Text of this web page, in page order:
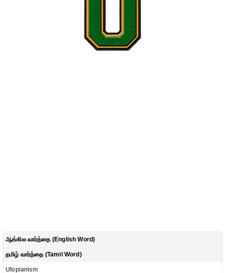
ஆங்கில வார்த்தை (English Word)
தமிழ் வார்த்தை (Tamil Word)
Utopianism